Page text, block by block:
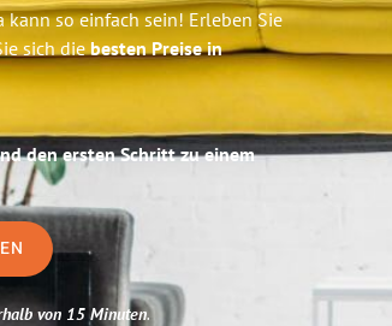
kann so einfach sein! Erleben Sie
sich diebesten Preise in
den ersten Schritt zu einem
von 15 Minuten.